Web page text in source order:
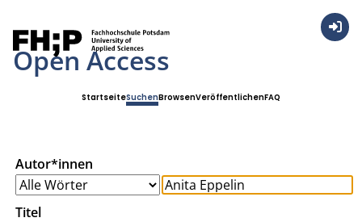
Open Access
StartseiteSuchenBrowsenVeröffentlichenFAQ
Autor*innen
Titel